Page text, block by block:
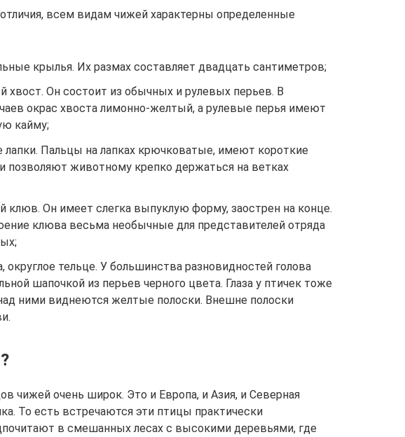
всем видам чижей характерны определенные
крылья. Их размах составляет двадцать сантиметров;
хвост. Он состоит из обычных и рулевых перьев. В
окрас хвоста лимонно-желтый, а рулевые перья имеют
кайму;
лапки. Пальцы на лапках крючковатые, имеют короткие
позволяют животному крепко держаться на ветках
клюв. Он имеет слегка выпуклую форму, заострен на конце.
клюва весьма необычные для представителей отряда
округлое тельце. У большинства разновидностей голова
шапочкой из перьев черного цвета. Глаза у птичек тоже
ними виднеются желтые полоски. Внешне полоски
чижей очень широк. Это и Европа, и Азия, и Северная
То есть встречаются эти птицы практически
в смешанных лесах с высокими деревьями, где